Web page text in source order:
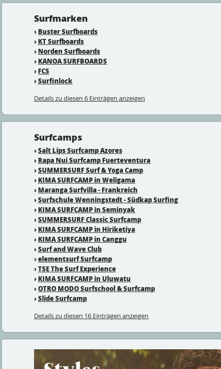
Surfmarken
› Buster Surfboards
› KT Surfboards
› Norden Surfboards
› KANOA SURFBOARDS
› FCS
›Surfinlock
Details zu diesen 6 Einträgen anzeigen
Surfcamps
›Salt Lips Surfcamp Azores
› Rapa Nui Surfcamp Fuerteventura
›SUMMERSURF Surf & Yoga Camp
› KIMA SURFCAMP in Weligama
› Maranga Surfvilla - Frankreich
›Surfschule Wenningstedt - Südkap Surfing
› KIMA SURFCAMP in Seminyak
›SUMMERSURF Classic Surfcamp
› KIMA SURFCAMP in Hiriketiya
› KIMA SURFCAMP in Canggu
›Surf and Wave Club
›elementsurf Surfcamp
›TSE The Surf Experience
› KIMA SURFCAMP in Uluwatu
›OTRO MODO Surfschool & Surfcamp
›Slide Surfcamp
Details zu diesen 16 Einträgen anzeigen